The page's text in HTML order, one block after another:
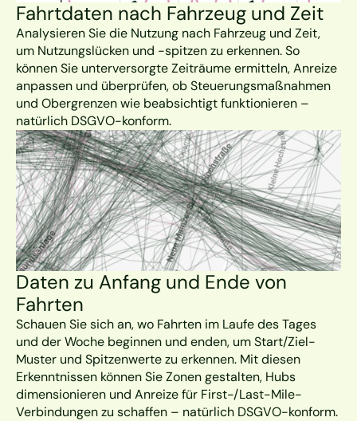
Fahrtdaten nach Fahrzeug und Zeit
Analysieren Sie die Nutzung nach Fahrzeug und Zeit,
um Nutzungslücken und -spitzen zu erkennen. So
können Sie unterversorgte Zeiträume ermitteln, Anreize
anpassen und überprüfen, ob Steuerungsmaßnahmen
und Obergrenzen wie beabsichtigt funktionieren –
natürlich DSGVO-konform.
Daten zu Anfang und Ende von
Fahrten
Schauen Sie sich an, wo Fahrten im Laufe des Tages
und der Woche beginnen und enden, um Start/Ziel-
Muster und Spitzenwerte zu erkennen. Mit diesen
Erkenntnissen können Sie Zonen gestalten, Hubs
dimensionieren und Anreize für First-/Last-Mile-
Verbindungen zu schaffen – natürlich DSGVO-konform.